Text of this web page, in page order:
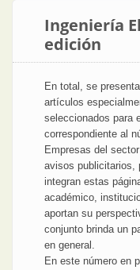
Ingeniería
edición
En total, se
artículos
seleccionados para
correspondiente al
Empresas del
avisos publicitarios,
integran estas
académico,
aportan su
conjunto brinda un
en general.
En este número en